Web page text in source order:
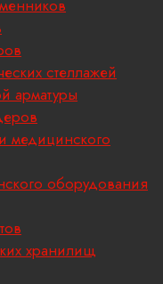
стеллажей
арматуры
медицинского
оборудования
хранилищ